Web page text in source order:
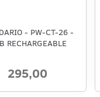
- PW-CT-26 -
RECHARGEABLE
295,00